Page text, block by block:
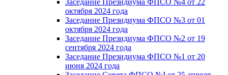
октября 2024 года
Заседание Президиума ФПСО №3 от 01
октября 2024 года
Заседание Президиума ФПСО №2 от 19
сентября 2024 года
Заседание Президиума ФПСО №1 от 20
июня 2024 года